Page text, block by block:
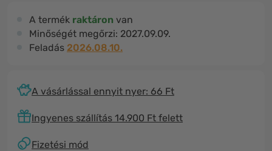
A termék raktáron van
Minőségét megőrzi: 2027.09.09.
Feladás 2026.08.10.
A vásárlással ennyit nyer: 66 Ft
Ingyenes szállítás 14.900 Ft felett
Fizetési mód